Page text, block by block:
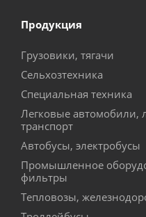
Продукция
Грузовики, тягачи
Сельхозтехника
Специальная техника
Легковые автомобили,
транспорт
Автобусы, электробусы
Промышленное
фильтры
Тепловозы,